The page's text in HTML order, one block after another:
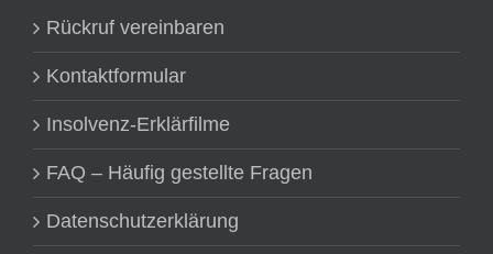
Rückruf vereinbaren
Kontaktformular
Insolvenz-Erklärfilme
FAQ – Häufig gestellte Fragen
Datenschutzerklärung